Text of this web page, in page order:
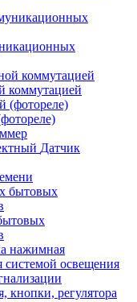
коммутацией
Датчик
нажимная
системой освещения